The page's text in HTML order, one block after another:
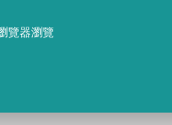
覽器瀏覽